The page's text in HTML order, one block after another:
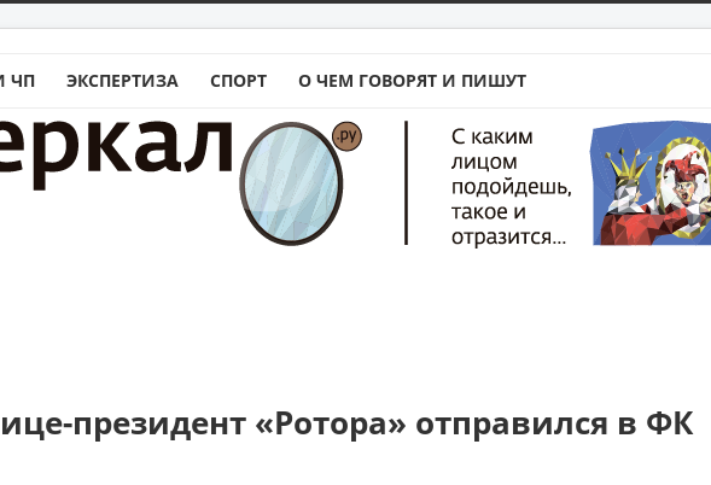
ЧП ЭКСПЕРТИЗА СПОРТ О ЧЕМ ГОВОРЯТ И ПИШУТ
президент «Ротора» отправился в ФК